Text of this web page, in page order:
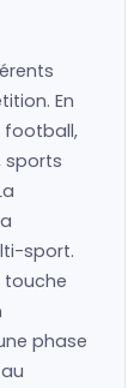
En
football,
sports
sport.
touche
phase